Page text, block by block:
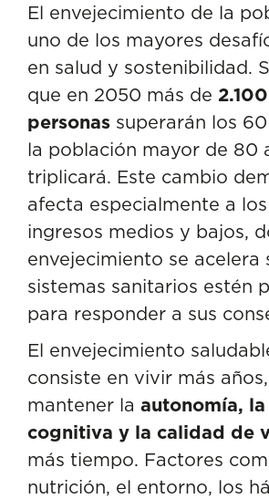
El envejecimiento de la
uno de los mayores
en salud y sostenibilidad.
que en 2050 más de
personas superarán los
la población mayor de 80
triplicará. Este cambio
afecta especialmente a
ingresos medios y bajos,
envejecimiento se acelera
sistemas sanitarios estén
para responder a sus
El envejecimiento
consiste en vivir más
mantener la autonomía,
cognitiva y la calidad de
más tiempo. Factores
nutrición, el entorno, los